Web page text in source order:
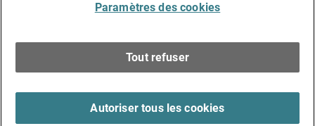
Paramètres des cookies
Tout refuser
Autoriser tous les cookies